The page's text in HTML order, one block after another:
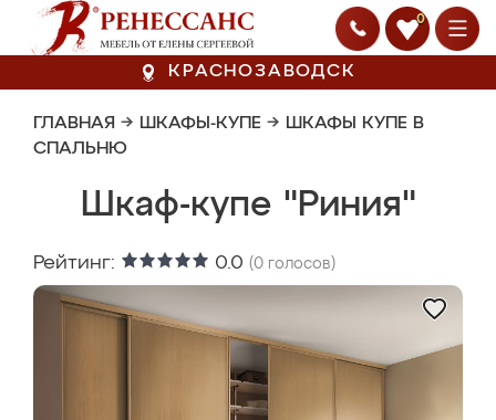
0
КРАСНОЗАВОДСК
ГЛАВНАЯ → ШКАФЫ-КУПЕ → ШКАФЫ КУПЕ В
СПАЛЬНЮ
Шкаф-купе "Риния"
Рейтинг: 0.0 (0 голосов)